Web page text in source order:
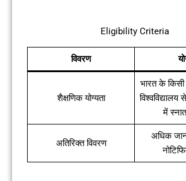
Eligibility Criteria
विवरण
शैक्षणिक योग्यता
भारत के किसी
विश्वविद्यालय
में
अतिरिक्त विवरण
अधिक